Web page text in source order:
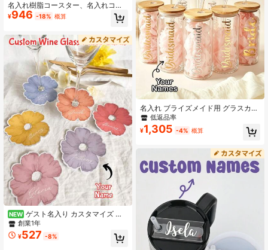
名入れ樹脂コースター、名入れコー
スター、カスタマイズ丸型ネイルア
ートパレット、名入れカスタマイズ
テクスチャー木製コースター、樹脂
コースター、カスタマイズネイルア
ートフォトボード、丸型ネイルアー
トパレット、樹脂アゲート ネイルア
ートパレットディスプレイボードツ
ール、ウェディング、名刺、ジュエ
リー、カラープレート、ブライズメ
イド、名入れ、ユニーク、彼に最適
な贈り物、彼女に最適な贈り物、キ
ッチン必需品、ホームクッキング
¥946 -18% 概算
NEW ゲスト名入り カスタマイズ フ
ローラル ワイングラスコースター、
名入れ刻印コースター、席札とワイ
ングラスコースターとして使用可
創業1年
¥527 -8%
名入れ ブライズメイド用 グラスカッ
プ 竹製蓋＆ガラスストロー付き カス
タムネーム入り缶型グラス ブライズ
メイド提案ギフト バチェロレットパ
ウェディングギフト ウェディングパ
ーティー用品 アイスコーヒーカップ
再利用可能ドリンクタンブラー
低返品率
¥1,305 -4% 概算